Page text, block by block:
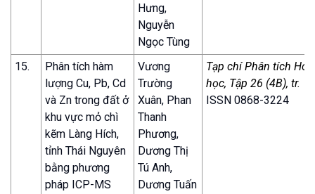
Hưng,
Nguyễn
Ngọc Tùng
15.
Phân tích hàm
lượng Cu, Pb, Cd
và Zn trong đất ở
khu vực mỏ chì
kẽm Làng Hích,
tỉnh Thái Nguyên
bằng phương
pháp ICP-MS
Vương
Trường
Xuân, Phan
Thanh
Phương,
Dương Thị
Tú Anh,
Dương Tuấn
Tạp chí Phân tích
học, Tập 26 (4B), tr.
ISSN 0868-3224